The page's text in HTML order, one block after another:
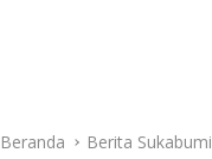
Beranda Berita Sukabumi